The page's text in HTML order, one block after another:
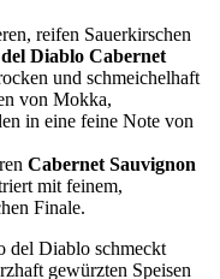
reifen Sauerkirschen
Diablo Cabernet
und schmeichelhaft
von Mokka,
in eine feine Note von
Cabernet Sauvignon
mit feinem,
Finale.
del Diablo schmeckt
gewürzten Speisen